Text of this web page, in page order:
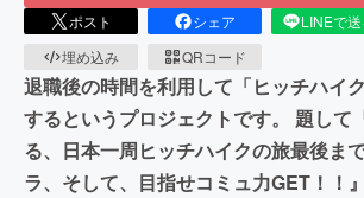
ポスト シェア LINEで
埋め込み
QRコード
退職後の時間を利用して「ヒッチハイ
するというプロジェクトです。 題して
る、日本一周ヒッチハイクの旅最後ま
ラ、そして、目指せコミュ力GET！！』